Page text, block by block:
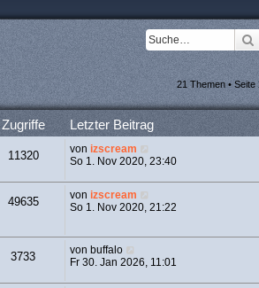
21 Themen • Seite
Zugriffe Letzter Beitrag
11320 von izscream
So 1. Nov 2020, 23:40
49635 von izscream
So 1. Nov 2020, 21:22
3733 vonbuffalo
Fr 30. Jan 2026, 11:01